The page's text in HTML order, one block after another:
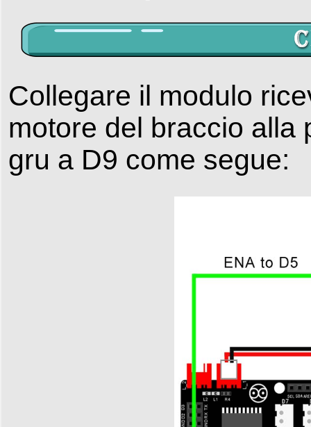
Collegare il modulo
motore del braccio alla
gru a D9 come segue: